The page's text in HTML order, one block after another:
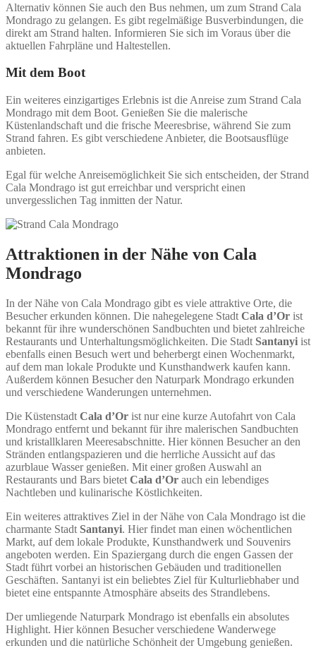
Alternativ können Sie auch den Bus nehmen, um zum Strand Cala
Mondrago zu gelangen. Es gibt regelmäßige Busverbindungen, die
direkt am Strand halten. Informieren Sie sich im Voraus über die
aktuellen Fahrpläne und Haltestellen.
Mit dem Boot
Ein weiteres einzigartiges Erlebnis ist die Anreise zum Strand Cala
Mondrago mit dem Boot. Genießen Sie die malerische
Küstenlandschaft und die frische Meeresbrise, während Sie zum
Strand fahren. Es gibt verschiedene Anbieter, die Bootsausflüge
anbieten.
Egal für welche Anreisemöglichkeit Sie sich entscheiden, der Strand
Cala Mondrago ist gut erreichbar und verspricht einen
unvergesslichen Tag inmitten der Natur.
Attraktionen in der Nähe von Cala
Mondrago
In der Nähe von Cala Mondrago gibt es viele attraktive Orte, die
Besucher erkunden können. Die nahegelegene Stadt Cala d’Or ist
bekannt für ihre wunderschönen Sandbuchten und bietet zahlreiche
Restaurants und Unterhaltungsmöglichkeiten. Die Stadt Santanyi ist
ebenfalls einen Besuch wert und beherbergt einen Wochenmarkt,
auf dem man lokale Produkte und Kunsthandwerk kaufen kann.
Außerdem können Besucher den Naturpark Mondrago erkunden
und verschiedene Wanderungen unternehmen.
Die Küstenstadt Cala d’Or ist nur eine kurze Autofahrt von Cala
Mondrago entfernt und bekannt für ihre malerischen Sandbuchten
und kristallklaren Meeresabschnitte. Hier können Besucher an den
Stränden entlangspazieren und die herrliche Aussicht auf das
azurblaue Wasser genießen. Mit einer großen Auswahl an
Restaurants und Bars bietet Cala d’Or auch ein lebendiges
Nachtleben und kulinarische Köstlichkeiten.
Ein weiteres attraktives Ziel in der Nähe von Cala Mondrago ist die
charmante Stadt Santanyi. Hier findet man einen wöchentlichen
Markt, auf dem lokale Produkte, Kunsthandwerk und Souvenirs
angeboten werden. Ein Spaziergang durch die engen Gassen der
Stadt führt vorbei an historischen Gebäuden und traditionellen
Geschäften. Santanyi ist ein beliebtes Ziel für Kulturliebhaber und
bietet eine entspannte Atmosphäre abseits des Strandlebens.
Der umliegende Naturpark Mondrago ist ebenfalls ein absolutes
Highlight. Hier können Besucher verschiedene Wanderwege
erkunden und die natürliche Schönheit der Umgebung genießen.